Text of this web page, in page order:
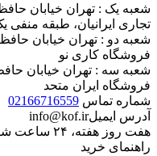
شعبه یک : تهران خیابان
تجاری ایرانیان، طبقه منفی یک
فروشگاه کاری نو
فروشگاه ایران متحد
شماره تماس 02166716559
آدرس ایمیلinfo@kof.ir
هفت روز هفته، ۲۴ ساعت شبانه‌روز پاسخگوی شما هستیم.
راهنمای خرید